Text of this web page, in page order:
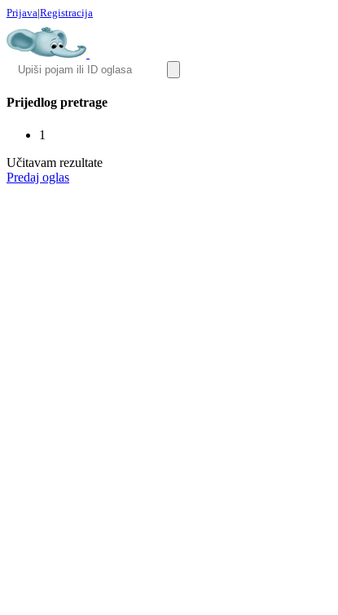
Prijava|Registracija
Prijedlog pretrage
1
Učitavam rezultate
Predaj oglas